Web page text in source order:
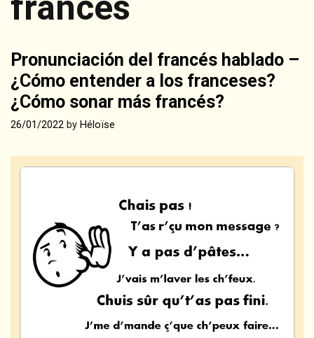
Pronunciación del francés hablado –
¿Cómo entender a los franceses?
¿Cómo sonar más francés?
26/01/2022 by Héloïse